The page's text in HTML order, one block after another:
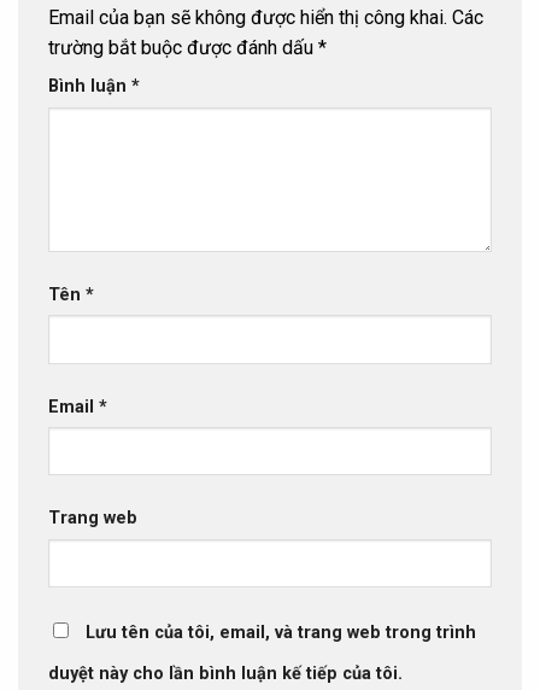
Email của bạn sẽ không được hiển thị công khai. Các
trường bắt buộc được đánh dấu *
Bình luận *
Tên *
Email *
Trang web
Lưu tên của tôi, email, và trang web trong trình
duyệt này cho lần bình luận kế tiếp của tôi.